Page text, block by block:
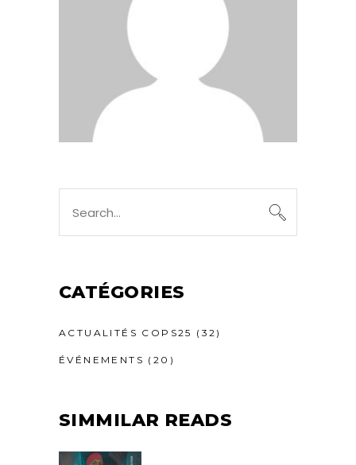
for:
CATÉGORIES
ACTUALITÉS COPS25 (32)
ÉVÉNEMENTS (20)
SIMMILAR READS